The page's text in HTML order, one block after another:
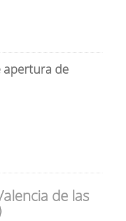
apertura de
de las